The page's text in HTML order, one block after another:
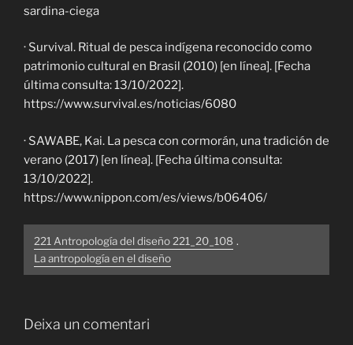
sardina-ciega
· Survival. Ritual de pesca indígena reconocido como
patrimonio cultural en Brasil (2010) [en línea]. [Fecha
última consulta: 13/10/2022].
https://www.survival.es/noticias/6080
· SAWABE, Kai. La pesca con cormorán, una tradición de
verano (2017) [en línea]. [Fecha última consulta:
13/10/2022].
https://www.nippon.com/es/views/b06406/
221 Antropología del diseño 221_20_108 .
La antropología en el diseño
Deixa un comentari